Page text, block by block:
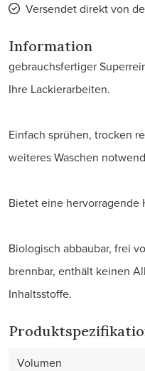
Versendet direkt von
Information
gebrauchsfertiger
Ihre Lackierarbeiten.
Einfach sprühen, trocken
weiteres Waschen
Bietet eine hervorragende
Biologisch abbaubar, frei
brennbar, enthält keinen
Inhaltsstoffe.
Volumen